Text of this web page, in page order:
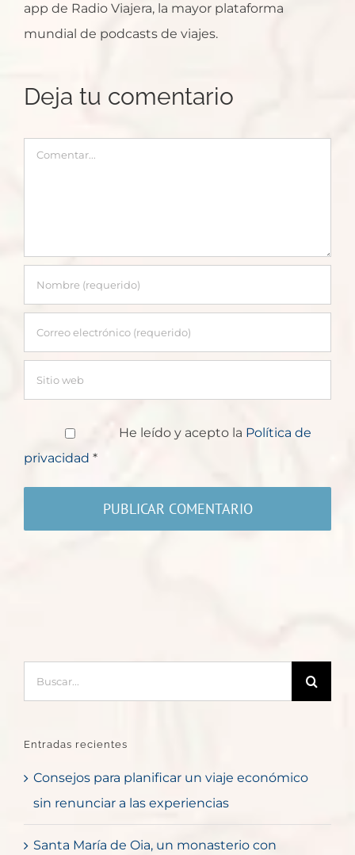
app de Radio Viajera, la mayor plataforma
mundial de podcasts de viajes.
Deja tu comentario
Comentar
He leído y acepto la Política de
privacidad *
Entradas recientes
Consejos para planificar un viaje económico
sin renunciar a las experiencias
Santa María de Oia, un monasterio con